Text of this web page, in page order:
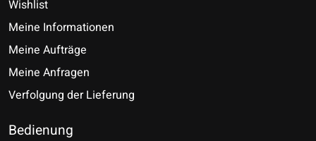
Wishlist
Meine Informationen
Meine Aufträge
Meine Anfragen
Verfolgung der Lieferung
Bedienung